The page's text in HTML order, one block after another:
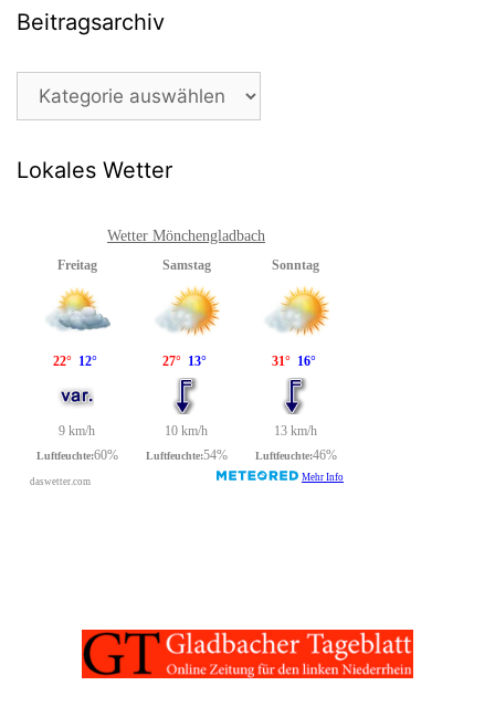
Beitragsarchiv
Beitragsarchiv
Lokales Wetter
Wetter Mönchengladbach